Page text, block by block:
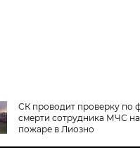
СК проводит проверку по
смерти сотрудника МЧС на
пожаре в Лиозно